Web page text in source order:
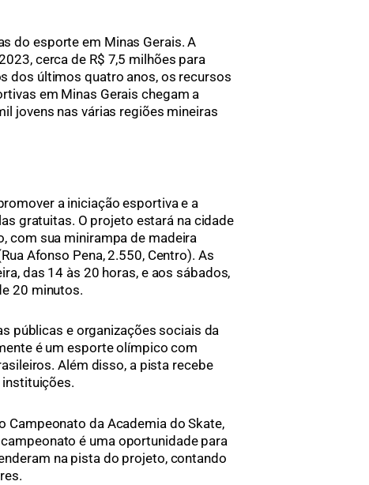
do esporte em Minas Gerais. A
cerca de R$ 7,5 milhões para
dos últimos quatro anos, os recursos
em Minas Gerais chegam a
jovens nas várias regiões mineiras
a iniciação esportiva e a
gratuitas. O projeto estará na cidade
com sua minirampa de madeira
Afonso Pena, 2.550, Centro). As
das 14 às 20 horas, e aos sábados,
20 minutos.
públicas e organizações sociais da
é um esporte olímpico com
Além disso, a pista recebe
instituições.
Campeonato da Academia do Skate,
é uma oportunidade para
na pista do projeto, contando